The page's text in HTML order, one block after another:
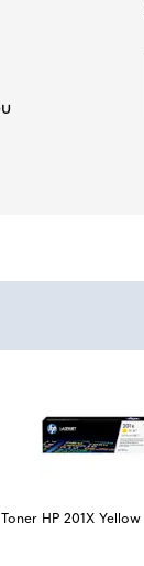
Toner HP 201X Yellow